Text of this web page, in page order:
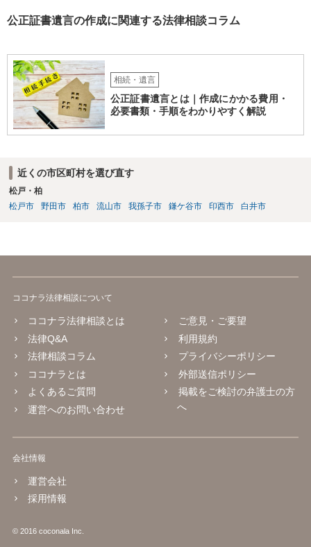
公正証書遺言の作成に関連する法律相談コラム
相続・遺言
公正証書遺言とは｜作成にかかる費用・
必要書類・手順をわかりやすく解説
近くの市区町村を選び直す
松戸・柏
松戸市
野田市 柏市 流山市 我孫子市 鎌ケ谷市 印西市 白井市
ココナラ法律相談について
ココナラ法律相談とは
法律Q&A
法律相談コラム
ココナラとは
よくあるご質問
運営へのお問い合わせ
ご意見・ご要望
利用規約
プライバシーポリシー
外部送信ポリシー
掲載をご検討の弁護士の方
へ
会社情報
運営会社
採用情報
© 2016 coconala Inc.